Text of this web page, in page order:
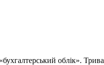
облік».